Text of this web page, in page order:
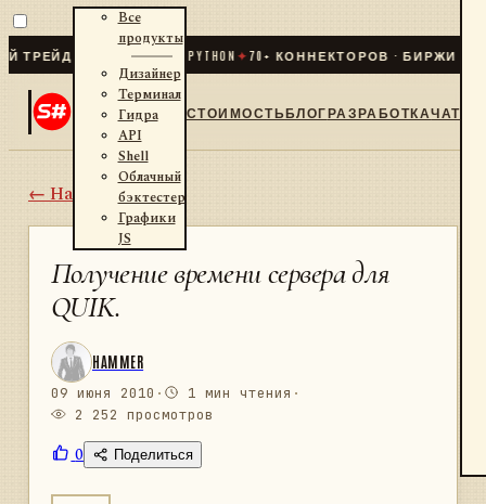
ДЛЯ .NET И PYTHON✦70 + КОННЕКТОРОВ · БИРЖИ ·
Все
продукты
Дизайнер
Терминал
Гидра
API
Shell
Облачный
бэктестер
Графики
JS
СТОИМОСТЬБЛОГРАЗРАБОТКАЧАТ
← Назад
Получение времени сервера для
QUIK.
HAMMER
09 июня 2010 · 1 мин чтения ·
2 252 просмотров
0 Поделиться